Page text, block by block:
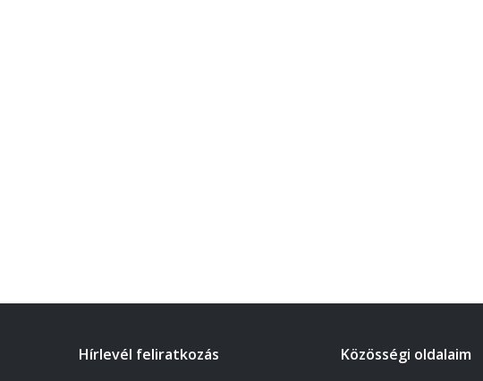
Hírlevél feliratkozás Közösségi oldalaim